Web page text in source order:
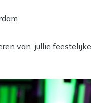
van jullie feestelijke